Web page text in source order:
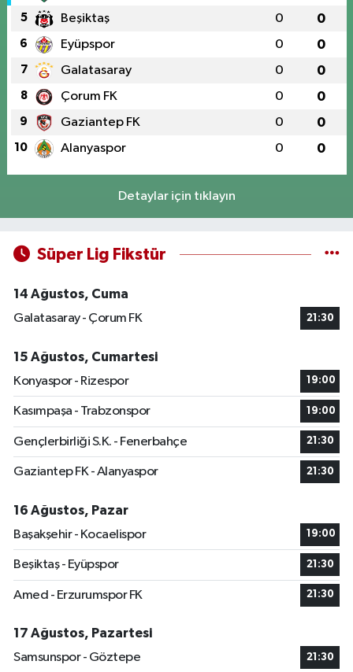
5 Beşiktaş 0 0
6 Eyüpspor 0 0
7 Galatasaray 0 0
8 Çorum FK 0 0
9 Gaziantep FK 0 0
10 Alanyaspor 0 0
Detaylar için tıklayın
Süper Lig Fikstür
14 Ağustos, Cuma
Galatasaray - Çorum FK
21:30
15 Ağustos, Cumartesi
Konyaspor - Rizespor
19:00
Kasımpaşa - Trabzonspor 19:00
Gençlerbirliği S.K. - Fenerbahçe 21:30
Gaziantep FK - Alanyaspor 21:30
16 Ağustos, Pazar
Başakşehir - Kocaelispor
19:00
Beşiktaş - Eyüpspor 21:30
Amed - Erzurumspor FK 21:30
17 Ağustos, Pazartesi
Samsunspor - Göztepe
21:30